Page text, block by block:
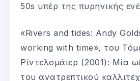
50s υπέρ της πυρηνικής
«Rivers and tides: Andy
working with time», του
Ρίντελσμάιερ (2001): Μία
του ανατρεπτικού